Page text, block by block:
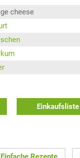
cheese
Einkaufsliste